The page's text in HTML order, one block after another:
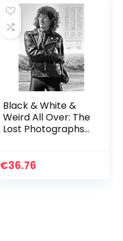
Black & White &
Weird All Over: The
Lost Photographs
€36.76